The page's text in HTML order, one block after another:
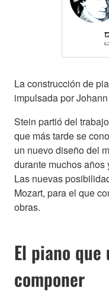
La construcción de
impulsada por
Stein partió del
que más tarde se
un nuevo diseño del
durante muchos años
Las nuevas
Mozart, para el que
obras.
El piano que
componer